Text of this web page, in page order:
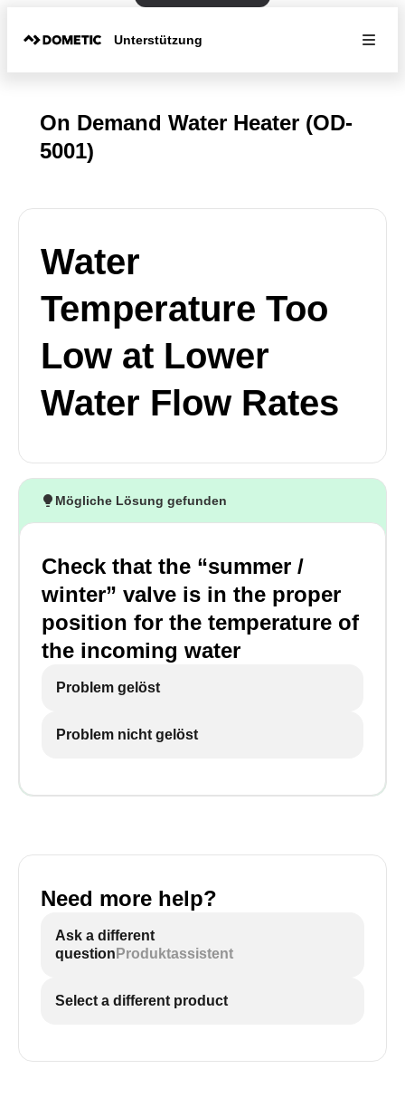
Unterstützung
On Demand Water Heater (OD-
5001)
Water
Temperature Too
Low at Lower
Water Flow Rates
Mögliche Lösung gefunden
Check that the “summer /
winter” valve is in the proper
position for the temperature of
the incoming water
Problem gelöst
Problem nicht gelöst
Need more help?
Ask a different
question Produktassistent
Select a different product